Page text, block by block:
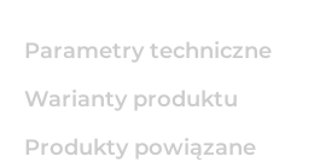
Parametry techniczne
Warianty produktu
Produkty powiązane